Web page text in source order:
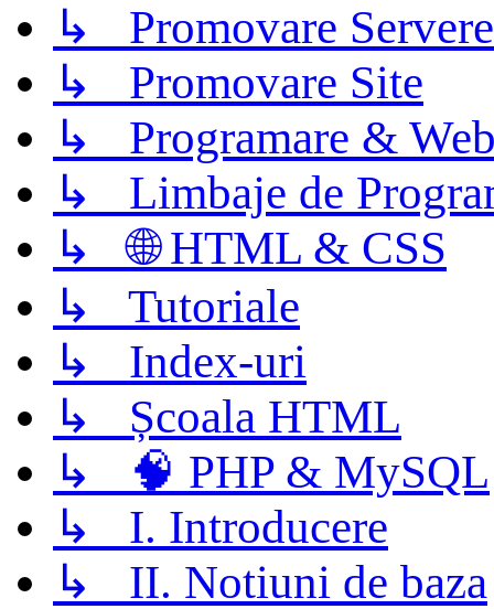
↳ Promovare Servere
↳ Promovare Site
↳ Programare &
↳ Limbaje de
↳ 🌐 HTML & CSS
↳ Tutoriale
↳ Index-uri
↳ Școala HTML
↳ 🧠 PHP & MySQL
↳ I. Introducere
↳ II. Notiuni de baza